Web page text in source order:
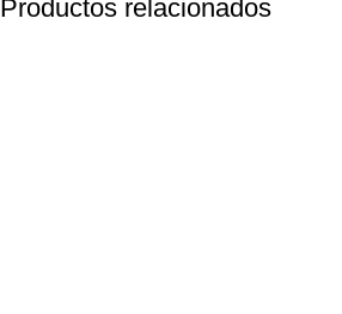
Productos relacionados